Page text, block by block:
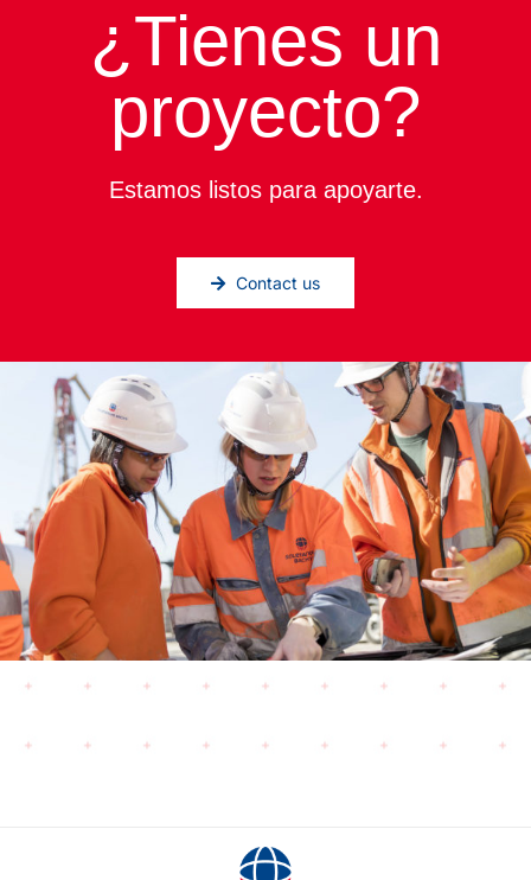
¿Tienes un
proyecto?
Estamos listos para apoyarte.
Contact us